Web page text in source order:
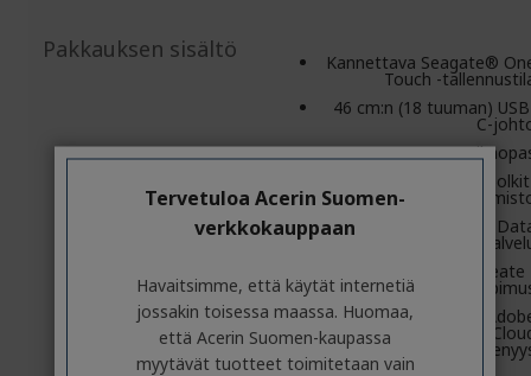
Pakkauksen sisältö Kannettava Seagate®
Touch -
46 cm:n (18 tuuman)
C-
Ladattava
2 vuoden Rescue
Recovery -
1 vuoden Mylio Create
4 kuukauden
Creative
Photography -
Tervetuloa Acerin Suomen-
verkkokauppaan
Havaitsimme, että käytät internetiä
jossakin toisessa maassa. Huomaa,
että Acerin Suomen-kaupassa
myytävät tuotteet toimitetaan vain